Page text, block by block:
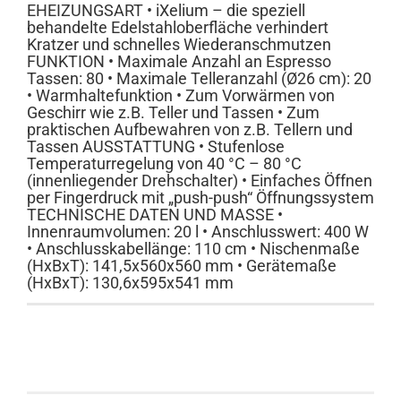
EHEIZUNGSART • iXelium – die speziell
behandelte Edelstahloberfläche verhindert
Kratzer und schnelles Wiederanschmutzen
FUNKTION • Maximale Anzahl an Espresso
Tassen: 80 • Maximale Telleranzahl (Ø26 cm): 20
• Warmhaltefunktion • Zum Vorwärmen von
Geschirr wie z.B. Teller und Tassen • Zum
praktischen Aufbewahren von z.B. Tellern und
Tassen AUSSTATTUNG • Stufenlose
Temperaturregelung von 40 °C – 80 °C
(innenliegender Drehschalter) • Einfaches Öffnen
per Fingerdruck mit „push-push“ Öffnungssystem
TECHNISCHE DATEN UND MASSE •
Innenraumvolumen: 20 l • Anschlusswert: 400 W
• Anschlusskabellänge: 110 cm • Nischenmaße
(HxBxT): 141,5x560x560 mm • Gerätemaße
(HxBxT): 130,6x595x541 mm